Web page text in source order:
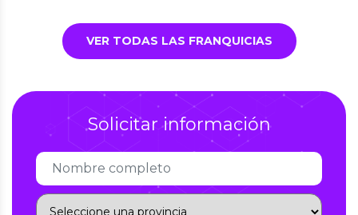
VER TODAS LAS FRANQUICIAS
Solicitar información